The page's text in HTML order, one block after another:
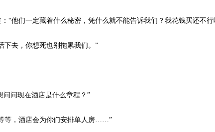
们一定藏着什么秘密，凭什么就不能告诉我们？我花钱买还不行
去，你想死也别拖累我们。”
问现在酒店是什么章程？”
等，酒店会为你们安排单人房……”